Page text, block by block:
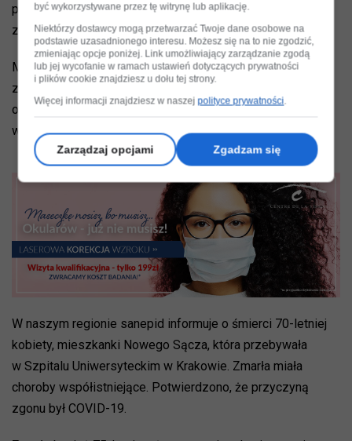
przerywać radioterapii, tym samy trudno sobie wyobrazić
zamknięcie szpitala.
Minionej doby w całym kraju wykryto w kraju 757 nowych
zakażeń, najwięcej w Małopolsce 92. Zmarlo 17 kolejnych
osób w wieku od 60 do 89 lat. Od początku epidemii
wykryto 77 328 zachorowań, zmarło 2 270 osób.
W naszym regionie sanepid informuje o śmierci 70-letniej
kobiety, mieszkanki Nowego Sącza, która przebywała
w Szpitalu Uniwersyteckim w Krakowie. Zmarła miała
choroby współistniejące. Potwierdzono, że przyczyną
zgonu był COVID-19.
być wykorzystywane przez tę witrynę lub aplikację.
Niektórzy dostawcy mogą przetwarzać Twoje dane osobowe na
podstawie uzasadnionego interesu. Możesz się na to nie zgodzić,
zmieniając opcje poniżej. Link umożliwiający zarządzanie zgodą
lub jej wycofanie w ramach ustawień dotyczących prywatności
i plików cookie znajdziesz u dołu tej strony.
Więcej informacji znajdziesz w naszejpolityce prywatności.
Zarządzaj opcjami Zgadzam się